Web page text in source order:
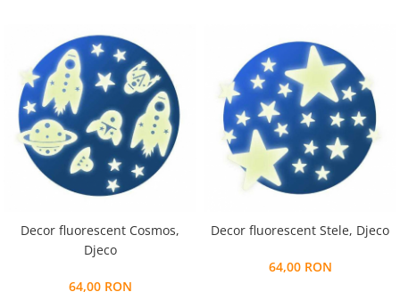
Decor fluorescent Cosmos,
Djeco
64,00 RON
Decor fluorescent Stele, Djeco
64,00 RON